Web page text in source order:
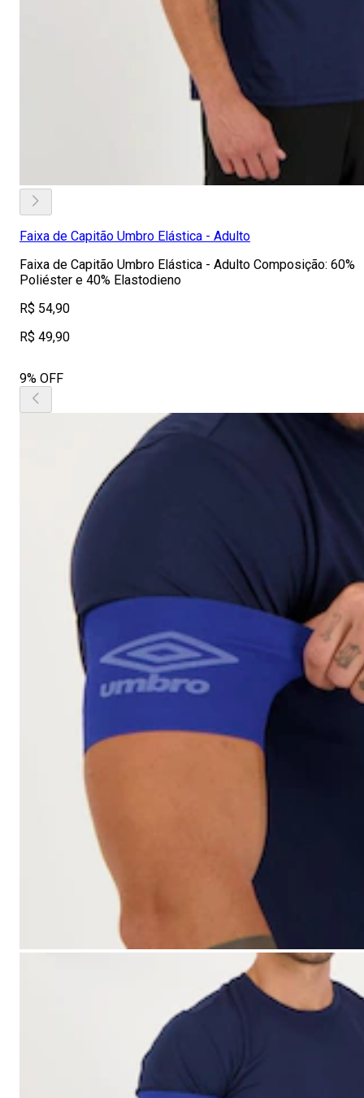
Faixa de Capitão Umbro Elástica - Adulto
Faixa de Capitão Umbro Elástica - Adulto Composição: 60%
Poliéster e 40% Elastodieno
R$ 54,90
R$ 49,90
9% OFF